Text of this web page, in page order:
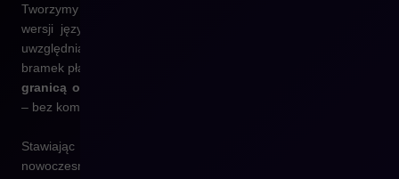
Tworzymy konfiguracje, które umożliwiają prowadzenie wielu
wersji językowych, przeliczanie cen według lokalnych walut,
uwzględnianie krajowych stawek VAT oraz wdrażanie lokalnych
bramek płatności i metod dostawy. Dzięki temu
granicą otrzymują pełnoprawne doświadczenie zakupowe
– bez kompromisów.
Stawiając na sprawdzonego Partnera technologicznego i
nowoczesne rozwiązanie, jakim jest Shopware zyskujesz: .